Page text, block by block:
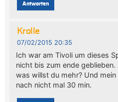
Antworten
Krolle
07/02/2015 20:35
Ich war am Tivoli um dieses
nicht bis zum ende
was willst du mehr? Und
nach nicht mal 30 min.